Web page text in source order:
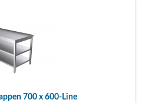
700 x 600-Line